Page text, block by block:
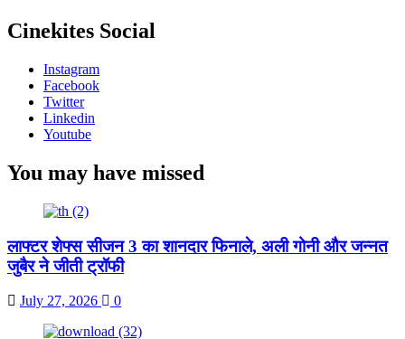
Cinekites Social
Instagram
Facebook
Twitter
Linkedin
Youtube
You may have missed
लाफ्टर शेफ्स सीजन 3 का शानदार फिनाले, अली गोनी और जन्नत
जुबैर ने जीती ट्रॉफी
July 27, 2026 0